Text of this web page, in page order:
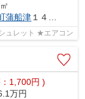
蒲船津 １４０５番地８
ュレット ★エアコン
1,700円 )
万円